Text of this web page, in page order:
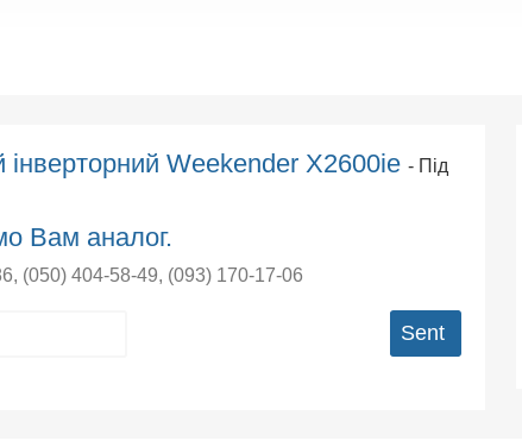
інверторний Weekender X2600ie- Під
Вам аналог.
, (050) 404-58-49, (093) 170-17-06
Sent